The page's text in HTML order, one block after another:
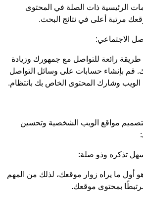
الرئيسية ذات الصلة في المحتوى
مرتبة أعلى في نتائج البحث.
طريقة رائعة للتواصل مع جمهورك وزيادة
قم بإنشاء حسابات على وسائل التواصل
الويب وشارك المحتوى الخاص بك بانتظام.
مواقع الويب الشخصية وتحسين
أول ما يراه زوار موقعك، لذلك من المهم
بمحتوى موقعك.